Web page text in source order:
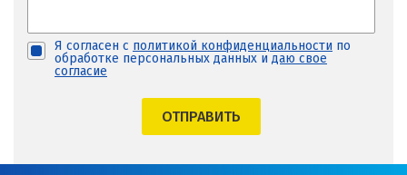
Я согласен с политикой конфиденциальности по
обработке персональных данных и даю свое
согласие
ОТПРАВИТЬ